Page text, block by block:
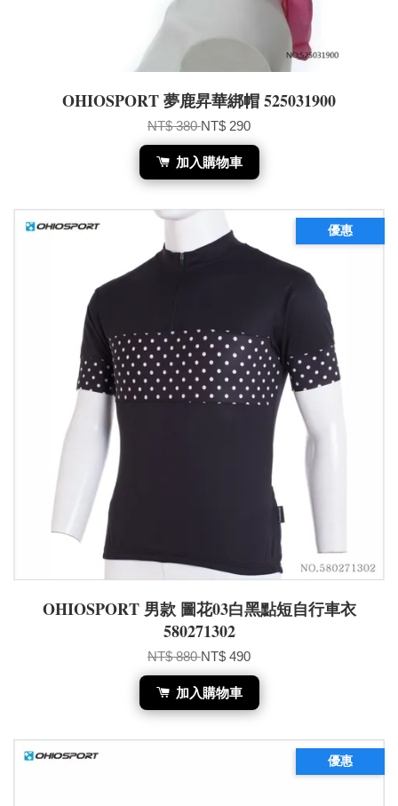
OHIOSPORT 夢鹿昇華綁帽 525031900
NT$ 380NT$ 290
加入購物車
優惠
OHIOSPORT 男款 圖花03白黑點短自行車衣
580271302
NT$ 880NT$ 490
加入購物車
優惠